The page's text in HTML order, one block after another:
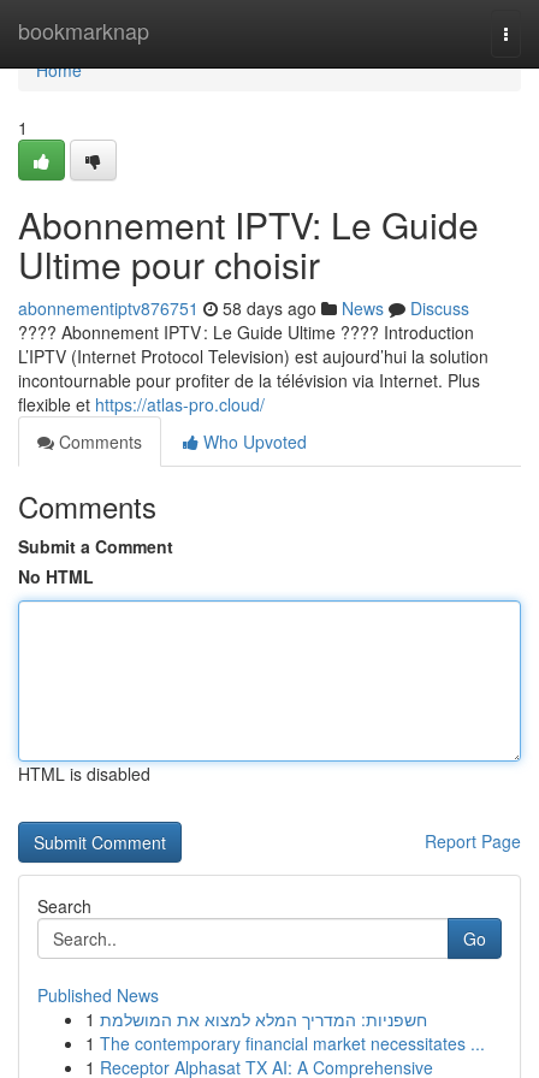
bookmarknap
Home
Home
1
Abonnement IPTV: Le Guide
Ultime pour choisir
abonnementiptv876751 58 days ago News
Discuss
???? Abonnement IPTV : Le Guide Ultime ???? Introduction
L’IPTV (Internet Protocol Television) est aujourd’hui la solution
incontournable pour profiter de la télévision via Internet. Plus
flexible et https://atlas-pro.cloud/
Comments
Who Upvoted
Comments
Submit a Comment
No HTML
HTML is disabled
Report Page
Search
Go
Published News
1 חשפניות: המדריך המלא למצוא את המושלמת
1 The contemporary financial market necessitates ...
1 Receptor Alphasat TX AI: A Comprehensive